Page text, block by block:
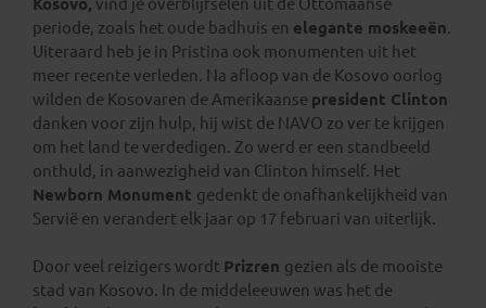
Kosovo, vind je overblijfselen uit de Ottomaanse
periode, zoals het oude badhuis en elegante moskeeën.
Uiteraard heb je in Pristina ook monumenten uit het
meer recente verleden. Na afloop van de Kosovo oorlog
wilden de Kosovaren de Amerikaanse president Clinton
danken voor zijn hulp, hij wist de NAVO zo ver te krijgen
om het land te verdedigen. Zo werd er een standbeeld
onthuld, in aanwezigheid van Clinton himself. Het
Newborn Monument gedenkt de onafhankelijkheid van
Servië en verandert elk jaar op 17 februari van uiterlijk.
Door veel reizigers wordt Prizren gezien als de mooiste
stad van Kosovo. In de middeleeuwen was het de